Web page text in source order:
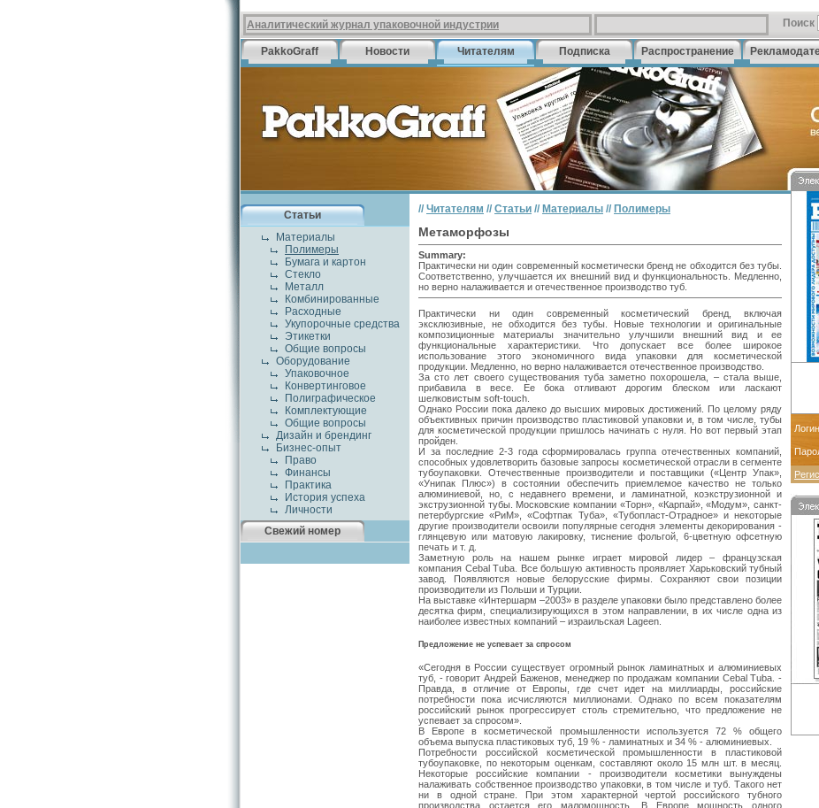
Аналитический журнал упаковочной индустрии Поиск
PakkoGraff Новости Читателям Подписка Распространение
Статьи
Материалы
Полимеры
Бумага и картон
Стекло
Металл
Комбинированные
Расходные
Укупорочные средства
Этикетки
Общие вопросы
Оборудование
Упаковочное
Конвертинговое
Полиграфическое
Комплектующие
Общие вопросы
Дизайн и брендинг
Бизнес-опыт
Право
Финансы
Практика
История успеха
Личности
Свежий номер
// Читателям // Статьи // Материалы // Полимеры
Метаморфозы
Summary:
Практически ни один современный косметически бренд не обходится без тубы.
Соответственно, улучшается их внешний вид и функциональность. Медленно,
но верно налаживается и отечественное производство туб.
Практически ни один современный косметический бренд, включая
эксклюзивные, не обходится без тубы. Новые технологии и оригинальные
композиционные материалы значительно улучшили внешний вид и ее
функциональные характеристики. Что допускает все более широкое
использование этого экономичного вида упаковки для косметической
продукции. Медленно, но верно налаживается отечественное производство.
За сто лет своего существования туба заметно похорошела, – стала выше,
прибавила в весе. Ее бока отливают дорогим блеском или ласкают
шелковистым soft-touch.
Однако России пока далеко до высших мировых достижений. По целому ряду
объективных причин производство пластиковой упаковки и, в том числе, тубы
для косметической продукции пришлось начинать с нуля. Но вот первый этап
пройден.
И за последние 2‑3 года сформировалась группа отечественных компаний,
способных удовлетворить базовые запросы косметической отрасли в сегменте
тубоупаковки. Отечественные производители и поставщики («Центр Упак»,
«Унипак Плюс») в состоянии обеспечить приемлемое качество не только
алюминиевой, но, с недавнего времени, и ламинатной, коэкструзионной и
экструзионной тубы. Московские компании «Торн», «Карпай», «Модум», санкт-
петербургские «РиМ», «Софтпак Туба», «Тубопласт-Отрадное» и некоторые
другие производители освоили популярные сегодня элементы декорирования ‑
глянцевую или матовую лакировку, тиснение фольгой, 6-цветную офсетную
печать и т. д.
Заметную роль на нашем рынке играет мировой лидер – французская
компания Cebal Tuba. Все большую активность проявляет Харьковский тубный
завод. Появляются новые белорусские фирмы. Сохраняют свои позиции
производители из Польши и Турции.
На выставке «Интершарм –2003» в разделе упаковки было представлено более
десятка фирм, специализирующихся в этом направлении, в их числе одна из
наиболее известных компаний – израильская Lageen.
Предложение не успевает за спросом
«Сегодня в России существует огромный рынок ламинатных и алюминиевых
туб, ‑ говорит Андрей Баженов, менеджер по продажам компании Cebal Tuba. ‑
Правда, в отличие от Европы, где счет идет на миллиарды, российские
потребности пока исчисляются миллионами. Однако по всем показателям
российский рынок прогрессирует столь стремительно, что предложение не
успевает за спросом».
В Европе в косметической промышленности используется 72 % общего
объема выпуска пластиковых туб, 19 % ‑ ламинатных и 34 % ‑ алюминиевых.
Потребности российской косметической промышленности в пластиковой
тубоупаковке, по некоторым оценкам, составляют около 15 млн шт. в месяц.
Некоторые российские компании ‑ производители косметики вынуждены
налаживать собственное производство упаковки, в том числе и туб. Такого нет
ни в одной стране. При этом характерной чертой российского тубного
производства остается его маломощность. В Европе мощность одного
Логин